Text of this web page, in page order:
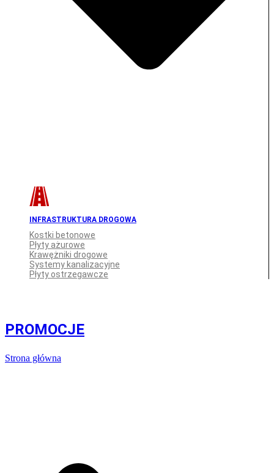
INFRASTRUKTURA DROGOWA
Kostki betonowe
Płyty ażurowe
Krawężniki drogowe
Systemy kanalizacyjne
Płyty ostrzegawcze
PROMOCJE
Strona główna